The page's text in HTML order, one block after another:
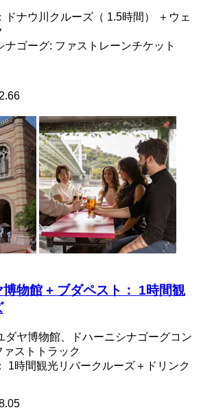
ドナウ川クルーズ（ 1.5時間） ＋ウェ
ナゴーグ: ファストレーンチケット
物館 + ブダペスト： 1時間観
ダヤ博物館、ドハーニシナゴーグコン
ストトラック
1時間観光リバークルーズ＋ドリンク